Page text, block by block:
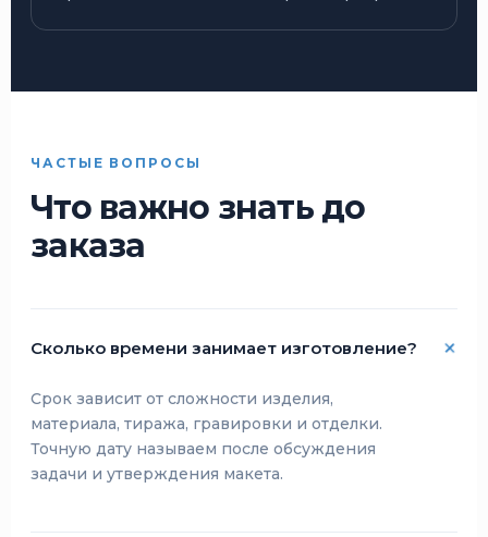
ЧАСТЫЕ ВОПРОСЫ
Что важно знать до
заказа
Сколько времени занимает изготовление?
Срок зависит от сложности изделия,
материала, тиража, гравировки и отделки.
Точную дату называем после обсуждения
задачи и утверждения макета.